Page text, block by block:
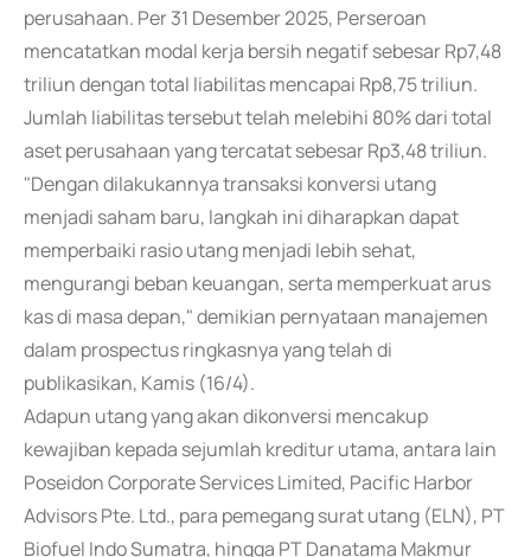
perusahaan. Per 31 Desember 2025, Perseroan
mencatatkan modal kerja bersih negatif sebesar Rp7,48
triliun dengan total liabilitas mencapai Rp8,75 triliun.
Jumlah liabilitas tersebut telah melebihi 80% dari total
aset perusahaan yang tercatat sebesar Rp3,48 triliun.
"Dengan dilakukannya transaksi konversi utang
menjadi saham baru, langkah ini diharapkan dapat
memperbaiki rasio utang menjadi lebih sehat,
mengurangi beban keuangan, serta memperkuat arus
kas di masa depan," demikian pernyataan manajemen
dalam prospectus ringkasnya yang telah di
publikasikan, Kamis (16/4).
Adapun utang yang akan dikonversi mencakup
kewajiban kepada sejumlah kreditur utama, antara lain
Poseidon Corporate Services Limited, Pacific Harbor
Advisors Pte. Ltd., para pemegang surat utang (ELN), PT
Biofuel Indo Sumatra, hingga PT Danatama Makmur